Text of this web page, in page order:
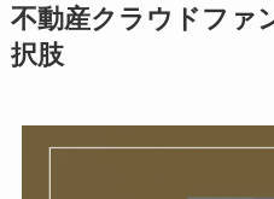
不動産クラウドファ
択肢